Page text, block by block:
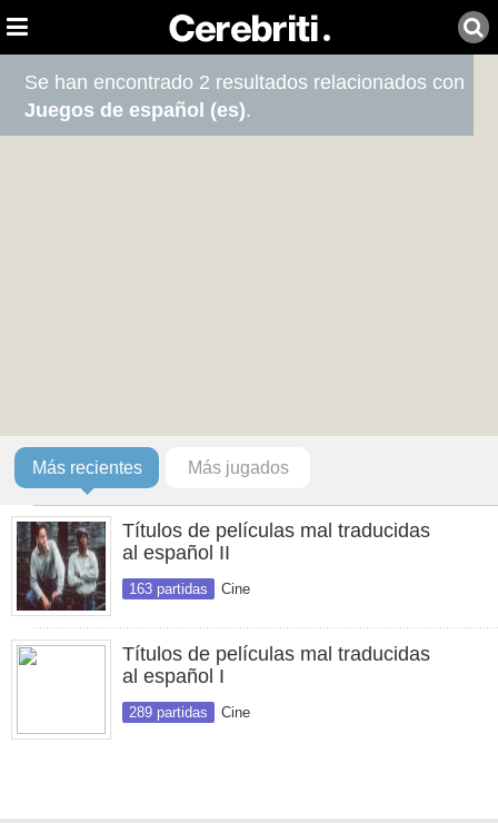
Se han encontrado 2 resultados relacionados con
Juegos de español (es).
Más recientes Más jugados
Títulos de películas mal traducidas
al español II
163 partidas Cine
Títulos de películas mal traducidas
al español I
289 partidas Cine